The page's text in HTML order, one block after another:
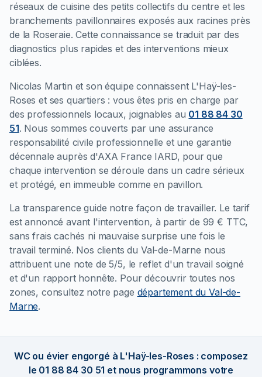
réseaux de cuisine des petits collectifs du centre et les
branchements pavillonnaires exposés aux racines près
de la Roseraie. Cette connaissance se traduit par des
diagnostics plus rapides et des interventions mieux
ciblées.
Nicolas Martin et son équipe connaissent L'Haÿ-les-
Roses et ses quartiers : vous êtes pris en charge par
des professionnels locaux, joignables au 01 88 84 30
51. Nous sommes couverts par une assurance
responsabilité civile professionnelle et une garantie
décennale auprès d'AXA France IARD, pour que
chaque intervention se déroule dans un cadre sérieux
et protégé, en immeuble comme en pavillon.
La transparence guide notre façon de travailler. Le tarif
est annoncé avant l'intervention, à partir de 99 € TTC,
sans frais cachés ni mauvaise surprise une fois le
travail terminé. Nos clients du Val-de-Marne nous
attribuent une note de 5/5, le reflet d'un travail soigné
et d'un rapport honnête. Pour découvrir toutes nos
zones, consultez notre page département du Val-de-
Marne.
WC ou évier engorgé à L'Haÿ-les-Roses : composez
le 01 88 84 30 51 et nous programmons votre